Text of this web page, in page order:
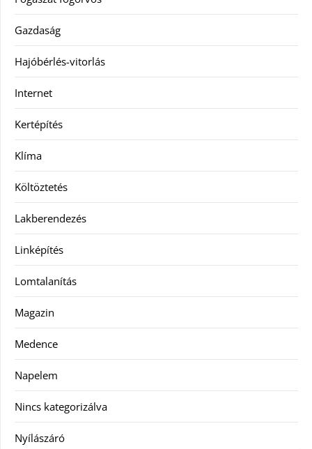
Gazdaság
Hajóbérlés-vitorlás
Internet
Kertépítés
Klíma
Költöztetés
Lakberendezés
Linképítés
Lomtalanítás
Magazin
Medence
Napelem
Nincs kategorizálva
Nyílászáró